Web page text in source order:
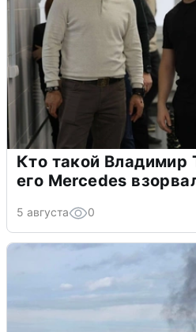
Кто такой Владимир
его Mercedes
5 августа 0